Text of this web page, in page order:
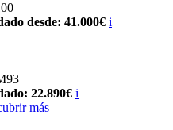
desde: 41.000€ i
22.890€ i
más